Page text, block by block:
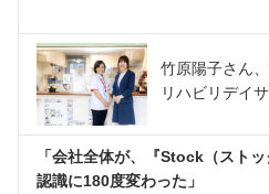
竹原陽子さん
リハビリデイ
「会社全体が、『Stock（スト
認識に180度変わった」